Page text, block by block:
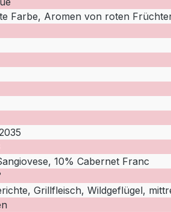
Farbe, Aromen von roten
10% Cabernet Franc
Grillfleisch, Wildgeflügel,